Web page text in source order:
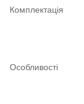
Комплектація
Особливості